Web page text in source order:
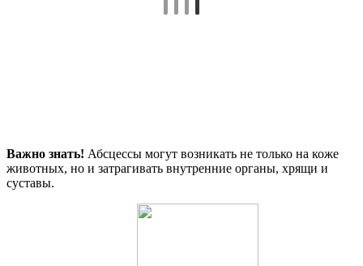
Важно знать! Абсцессы могут возникать не только на коже
животных, но и затрагивать внутренние органы, хрящи и
суставы.